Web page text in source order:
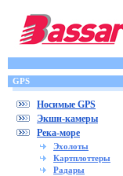
GPS
Носимые GPS
Экшн-камеры
Река-море
Эхолоты
Картплоттеры
Радары